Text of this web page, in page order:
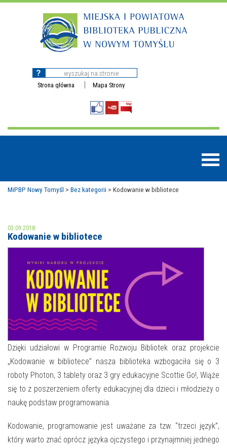
Strona główna Mapa Strony
MOJE KONTO
AKTUALNOŚCI
NAJBLIŻSZE WYDARZENIA
WYDARZENIA BIEŻĄCE
WYDARZYŁO SIĘ
NASZA OFERTA
STREFA WIEDZY O REGIONIE
STREFA KOLORU
FORMY STAŁE
NASZE FILIE
POLECANE STRONY
WYDARZENIA KULTURALNE
FOTO
MiPBP Nowy Tomyśl > Bez kategorii > Kodowanie w bibliotece
03.09.2018
Kodowanie w bibliotece
Dzięki udziałowi w Programie Rozwoju Bibliotek oraz projekcie
„Kodowanie w bibliotece” nasza biblioteka wzbogaciła się o 3
roboty Photon, 3 tablety oraz 3 gry edukacyjne Scottie Go!, Wiąże
się to z poszerzeniem oferty edukacyjnej dla dzieci i młodzieży o
naukę podstaw programowania.
Kodowanie, programowanie jest uważane za tzw. “trzeci język”,
który warto znać oprócz języka ojczystego i przynajmniej jednego